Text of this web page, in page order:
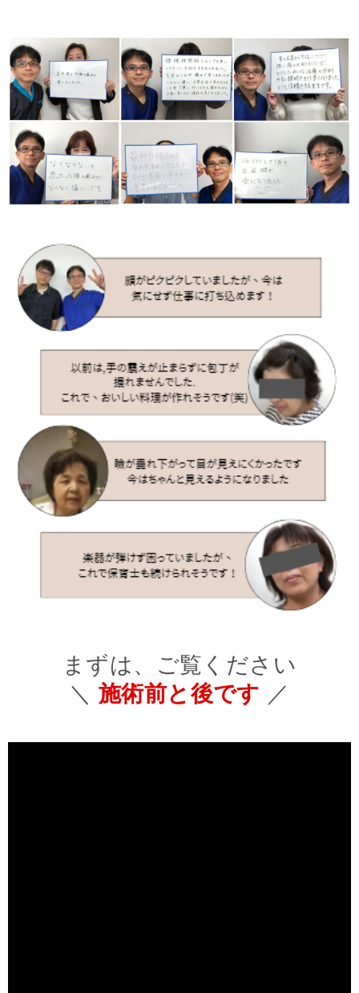
まずは、ご覧ください
＼施術前と後です ／